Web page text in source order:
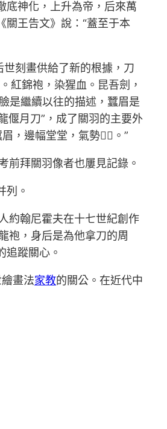
底神化，上升為帝，后來萬
關王告文》說：“蓋至于本
刻畫供給了新的根據，刀
紅錦袍，染猩血。昆吾劍，
是繼續以往的描述，蠶眉是
偃月刀”，成了關羽的主要外
，邊幅堂堂，氣勢。”
前拜關羽像者也屢見記錄。
列。
約翰尼霍夫在十七世紀創作
袍，身后是為他拿刀的周
追蹤關心。
畫法家教的關公。在近代中